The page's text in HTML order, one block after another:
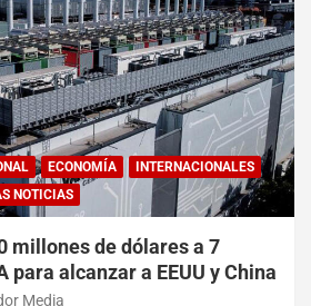
ECONOMÍA
INTERNACIONALES
NOTICIAS
millones de dólares a 7
para alcanzar a EEUU y China
Media